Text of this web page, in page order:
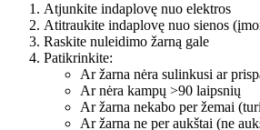
Atjunkite indaplovę nuo elektros
Atitraukite indaplovę nuo sienos
Raskite nuleidimo žarną gale
Patikrinkite:
Ar žarna nėra sulinkusi ar
Ar nėra kampų >90 laipsnių
Ar žarna nekabo per žemai
Ar žarna ne per aukštai (ne